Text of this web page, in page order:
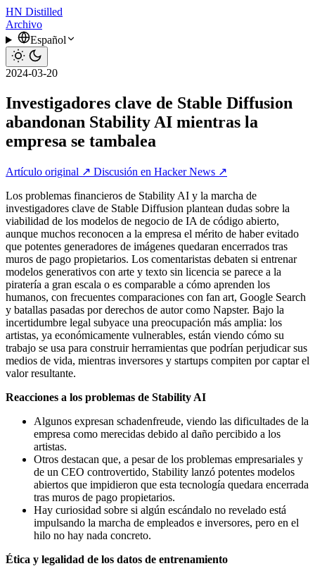
HN Distilled
Archivo
Español
2024-03-20
Investigadores clave de Stable Diffusion
abandonan Stability AI mientras la
empresa se tambalea
Artículo original ↗ Discusión en Hacker News ↗
Los problemas financieros de Stability AI y la marcha de
investigadores clave de Stable Diffusion plantean dudas sobre la
viabilidad de los modelos de negocio de IA de código abierto,
aunque muchos reconocen a la empresa el mérito de haber evitado
que potentes generadores de imágenes quedaran encerrados tras
muros de pago propietarios. Los comentaristas debaten si entrenar
modelos generativos con arte y texto sin licencia se parece a la
piratería a gran escala o es comparable a cómo aprenden los
humanos, con frecuentes comparaciones con fan art, Google Search
y batallas pasadas por derechos de autor como Napster. Bajo la
incertidumbre legal subyace una preocupación más amplia: los
artistas, ya económicamente vulnerables, están viendo cómo su
trabajo se usa para construir herramientas que podrían perjudicar sus
medios de vida, mientras inversores y startups compiten por captar el
valor resultante.
Reacciones a los problemas de Stability AI
Algunos expresan schadenfreude, viendo las dificultades de la
empresa como merecidas debido al daño percibido a los
artistas.
Otros destacan que, a pesar de los problemas empresariales y
de un CEO controvertido, Stability lanzó potentes modelos
abiertos que impidieron que esta tecnología quedara encerrada
tras muros de pago propietarios.
Hay curiosidad sobre si algún escándalo no revelado está
impulsando la marcha de empleados e inversores, pero en el
hilo no hay nada concreto.
Ética y legalidad de los datos de entrenamiento